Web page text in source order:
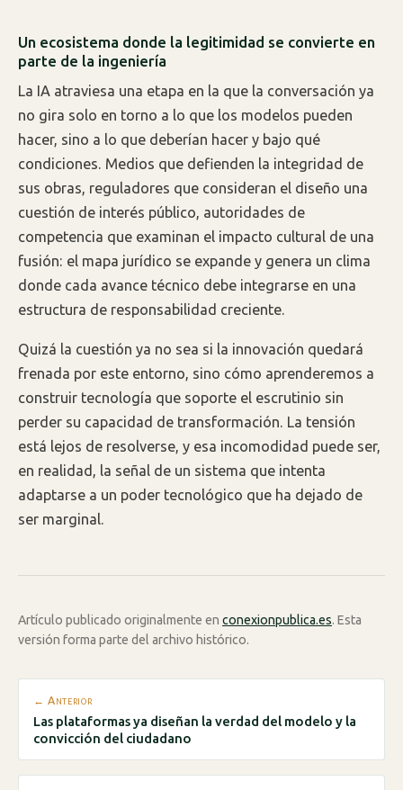
Un ecosistema donde la legitimidad se convierte en
parte de la ingeniería
La IA atraviesa una etapa en la que la conversación ya
no gira solo en torno a lo que los modelos pueden
hacer, sino a lo que deberían hacer y bajo qué
condiciones. Medios que defienden la integridad de
sus obras, reguladores que consideran el diseño una
cuestión de interés público, autoridades de
competencia que examinan el impacto cultural de una
fusión: el mapa jurídico se expande y genera un clima
donde cada avance técnico debe integrarse en una
estructura de responsabilidad creciente.
Quizá la cuestión ya no sea si la innovación quedará
frenada por este entorno, sino cómo aprenderemos a
construir tecnología que soporte el escrutinio sin
perder su capacidad de transformación. La tensión
está lejos de resolverse, y esa incomodidad puede ser,
en realidad, la señal de un sistema que intenta
adaptarse a un poder tecnológico que ha dejado de
ser marginal.
Artículo publicado originalmente en conexionpublica.es. Esta
versión forma parte del archivo histórico.
← Anterior
Las plataformas ya diseñan la verdad del modelo y la
convicción del ciudadano